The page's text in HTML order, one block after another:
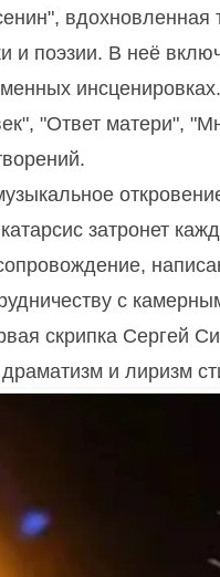
вдохновленная
и поэзии. В неё
"Ответ матери",
затронет
с
скрипка Сергей
и лиризм